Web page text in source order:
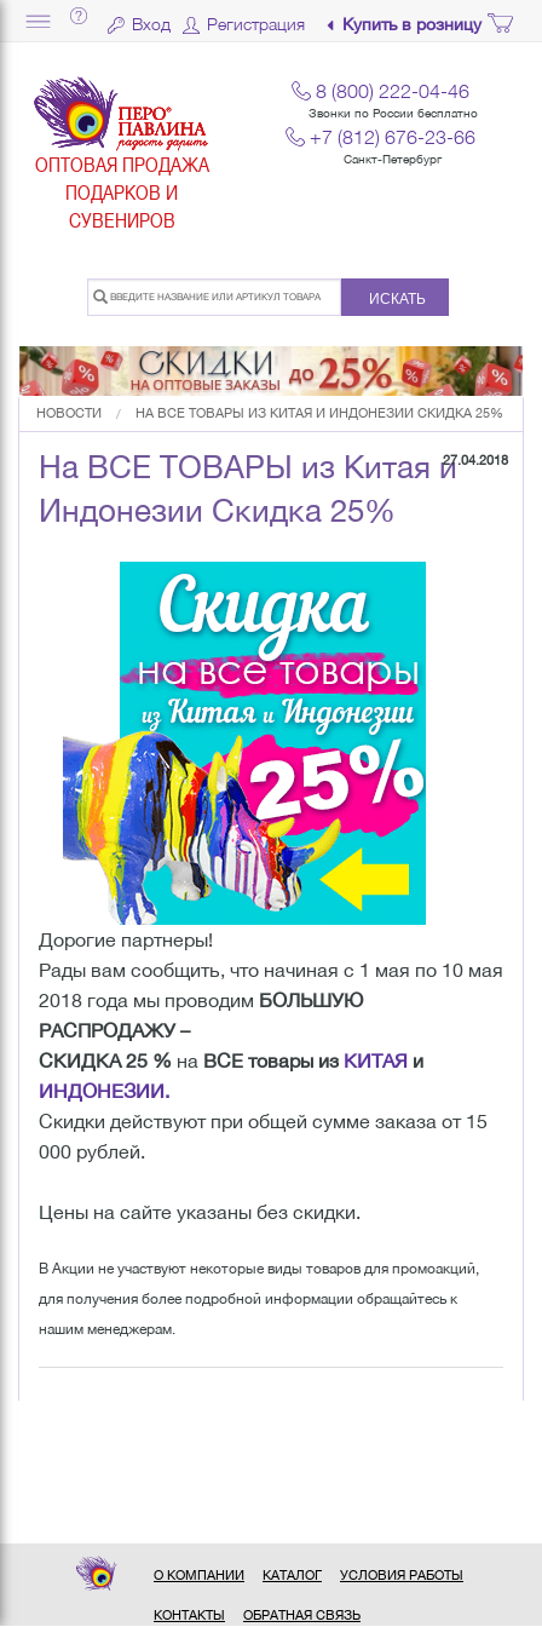
Вход Регистрация Купить в розницу
ОПТОВАЯ ПРОДАЖА
ПОДАРКОВ И
СУВЕНИРОВ
8 (800) 222-04-46
Звонки по России бесплатно
+7 (812) 676-23-66
Санкт-Петербург
ИСКАТЬ
НОВОСТИ НА ВСЕ ТОВАРЫ ИЗ КИТАЯ И ИНДОНЕЗИИ СКИДКА 25%
На ВСЕ ТОВАРЫ из Китая и
Индонезии Скидка 25%
27.04.2018
Дорогие партнеры!
Рады вам сообщить, что начиная с 1 мая по 10 мая
2018 года мы проводим БОЛЬШУЮ
РАСПРОДАЖУ –
СКИДКА 25 % на ВСЕ товары из КИТАЯ и
ИНДОНЕЗИИ.
Скидки действуют при общей сумме заказа от 15
000 рублей.
Цены на сайте указаны без скидки.
В Акции не участвуют некоторые виды товаров для промоакций,
для получения более подробной информации обращайтесь к
нашим менеджерам.
О КОМПАНИИ КАТАЛОГ УСЛОВИЯ РАБОТЫ
КОНТАКТЫ ОБРАТНАЯ СВЯЗЬ